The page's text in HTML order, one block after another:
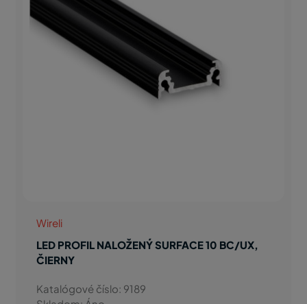
Wireli
LED PROFIL NALOŽENÝ SURFACE 10 BC/UX,
ČIERNY
Katalógové číslo: 9189